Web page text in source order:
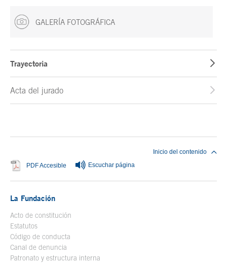
GALERÍA FOTOGRÁFICA
Trayectoria
Acta del jurado
PDF Accesible Se abre en ventana nueva
Escuchar página
Inicio del contenido
La Fundación
Acto de constitución
Estatutos
Código de conducta
Canal de denuncia
Patronato y estructura interna